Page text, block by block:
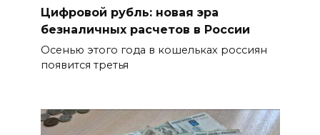
Цифровой рубль: новая эра
безналичных расчетов в России
Осенью этого года в кошельках россиян
появится третья